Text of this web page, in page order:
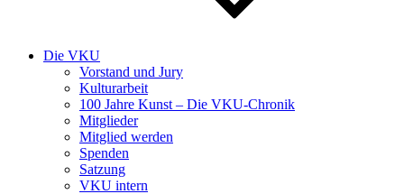
Die VKU
Vorstand und Jury
Kulturarbeit
100 Jahre Kunst – Die VKU-Chronik
Mitglieder
Mitglied werden
Spenden
Satzung
VKU intern